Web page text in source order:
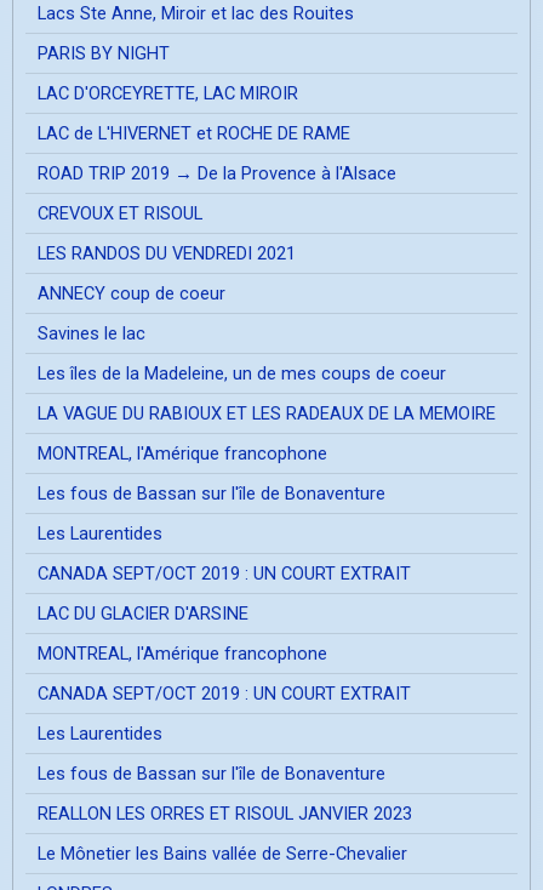
Lacs Ste Anne, Miroir et lac des Rouites
PARIS BY NIGHT
LAC D'ORCEYRETTE, LAC MIROIR
LAC de L'HIVERNET et ROCHE DE RAME
ROAD TRIP 2019 → De la Provence à l'Alsace
CREVOUX ET RISOUL
LES RANDOS DU VENDREDI 2021
ANNECY coup de coeur
Savines le lac
Les îles de la Madeleine, un de mes coups de coeur
LA VAGUE DU RABIOUX ET LES RADEAUX DE LA MEMOIRE
MONTREAL, l'Amérique francophone
Les fous de Bassan sur l'île de Bonaventure
Les Laurentides
CANADA SEPT/OCT 2019 : UN COURT EXTRAIT
LAC DU GLACIER D'ARSINE
MONTREAL, l'Amérique francophone
CANADA SEPT/OCT 2019 : UN COURT EXTRAIT
Les Laurentides
Les fous de Bassan sur l'île de Bonaventure
REALLON LES ORRES ET RISOUL JANVIER 2023
Le Mônetier les Bains vallée de Serre-Chevalier